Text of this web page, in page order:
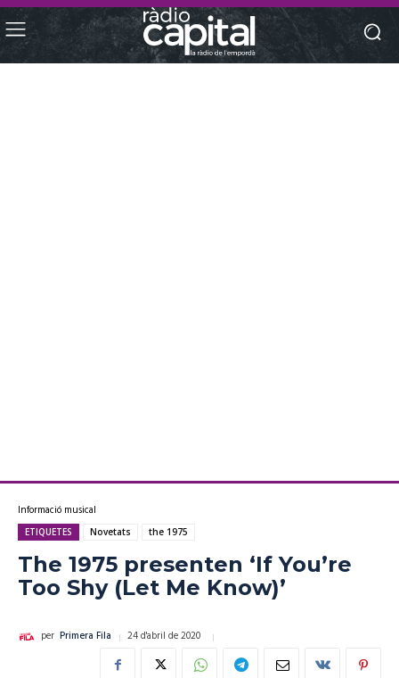
Informació musical
ETIQUETES Novetats the 1975
The 1975 presenten ‘If You’re
Too Shy (Let Me Know)’
per Primera Fila 24 d'abril de 2020